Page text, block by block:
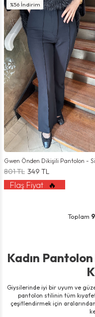
%56 İndirim
Gwen Önden Dikişili Pantolon -
801TL 349 TL
Flaş Fiyat 🔥
Toplam 9
Kadın
Giysilerinde iyi bir uyum ve
pantolon stilinin tüm
çeşitlendirmek için